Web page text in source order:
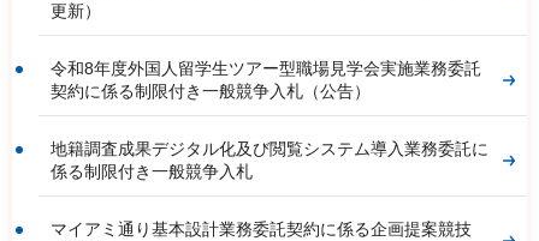
更新）
令和8年度外国人留学生ツアー型職場見学会実施業務委託
契約に係る制限付き一般競争入札（公告）
地籍調査成果デジタル化及び閲覧システム導入業務委託に
係る制限付き一般競争入札
マイアミ通り基本設計業務委託契約に係る企画提案競技